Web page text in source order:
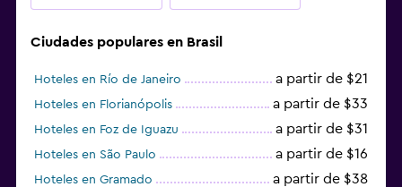
Ciudades populares en Brasil
Hoteles en Río de Janeiro a partir de $21
Hoteles en Florianópolis a partir de $33
Hoteles en Foz de Iguazu a partir de $31
Hoteles en São Paulo a partir de $16
Hoteles en Gramado a partir de $38